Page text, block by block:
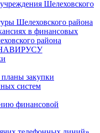
Шелеховского
Шелеховского района
в финансовых
района
закупки
систем
финансовой